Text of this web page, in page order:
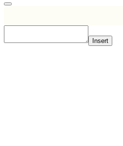
Insert